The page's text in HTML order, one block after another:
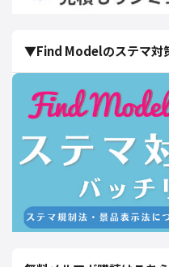
▼Find Modelのステマ対